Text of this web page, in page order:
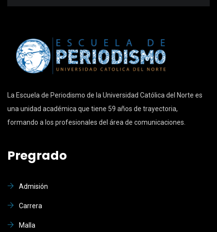
La Escuela de Periodismo de la Universidad Católica del Norte es
una unidad académica que tiene 59 años de trayectoria,
formando a los profesionales del área de comunicaciones.
Pregrado
Admisión
Carrera
Malla